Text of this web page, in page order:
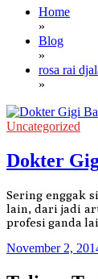
Home
»
Blog
»
rosa rai
»
Uncategorized
Dokter
Sering enggak
lain, dari jadi
profesi ganda
November 2,